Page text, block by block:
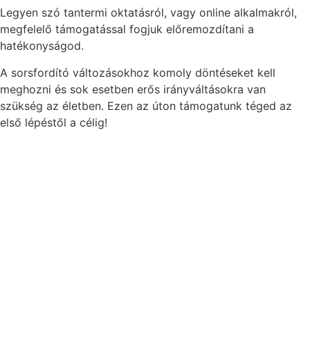
Legyen szó tantermi oktatásról, vagy online alkalmakról,
megfelelő támogatással fogjuk előremozdítani a
hatékonyságod.
A sorsfordító változásokhoz komoly döntéseket kell
meghozni és sok esetben erős irányváltásokra van
szükség az életben. Ezen az úton támogatunk téged az
első lépéstől a célig!